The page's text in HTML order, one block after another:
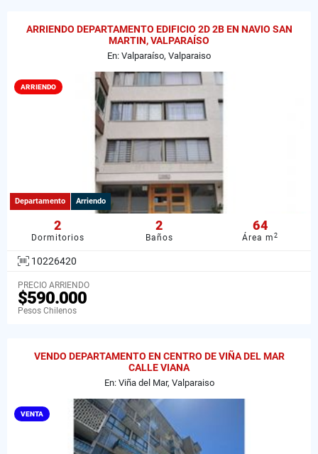
ARRIENDO DEPARTAMENTO EDIFICIO 2D 2B EN NAVIO SAN
MARTIN, VALPARAÍSO
En: Valparaíso, Valparaiso
ARRIENDO
Departamento Arriendo
2
Dormitorios
2
Baños
64
Área m2
10226420
PRECIO ARRIENDO
$590.000
Pesos Chilenos
VENDO DEPARTAMENTO EN CENTRO DE VIÑA DEL MAR
CALLE VIANA
En: Viña del Mar, Valparaiso
VENTA